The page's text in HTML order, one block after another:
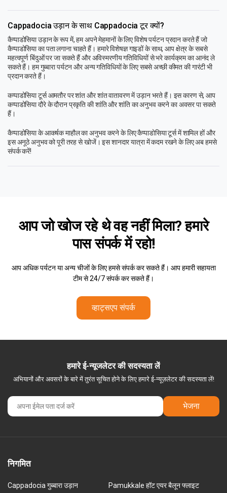
Cappadocia उड़ान के साथ Cappadocia टूर क्यों?
कैप्पाडोसिया उड़ान के रूप में, हम अपने मेहमानों के लिए विशेष पर्यटन प्रदान करते हैं जो
कैप्पाडोसिया का पता लगाना चाहते हैं। हमारे विशेषज्ञ गाइडों के साथ, आप क्षेत्र के सबसे
महत्वपूर्ण बिंदुओं पर जा सकते हैं और अविस्मरणीय गतिविधियों से भरे कार्यक्रम का आनंद ले
सकते हैं। हम गुब्बारा पर्यटन और अन्य गतिविधियों के लिए सबसे अच्छी कीमत की गारंटी भी
प्रदान करते हैं।
कप्पाडोसिया टूर्स आमतौर पर शांत और शांत वातावरण में उड़ान भरते हैं। इस कारण से, आप
कप्पाडोसिया दौरे के दौरान प्रकृति की शांति और शांति का अनुभव करने का अवसर पा सकते
हैं।
कैप्पाडोसिया के आकर्षक माहौल का अनुभव करने के लिए कैप्पाडोसिया टूर्स में शामिल हों और
इस अनूठे अनुभव को पूरी तरह से खोजें। इस शानदार यात्रा में कदम रखने के लिए अब हमसे
संपर्क करें!
आप जो खोज रहे थे वह नहीं मिला? हमारे
पाससंपर्क में रहो!
आप अधिक पर्यटन या अन्य चीजों के लिए हमसे संपर्क कर सकते हैं। आप हमारी सहायता
टीम से 24/7 संपर्क कर सकते हैं।
व्हाट्सएप संपर्क
हमारे ई-न्यूजलेटर की सदस्यता लें
अभियानों और अवसरों के बारे में तुरंत सूचित होने के लिए हमारे ई-न्यूज़लेटर की सदस्यता लें!
भेजना
निगमित
Cappadocia गुब्बारा उड़ान Pamukkale हॉट एयर बैलून फ्लाइट